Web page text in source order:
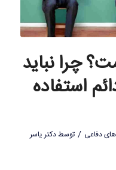
چرا نباید
استفاده
دفاعی / توسطدکتر یاسر